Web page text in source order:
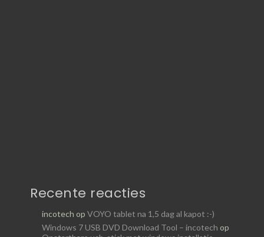
Recente reacties
incotech op VOYO tablet na 1,5 dag al kapot :-)
Windows 7 USB DVD Download Tool – incotech op